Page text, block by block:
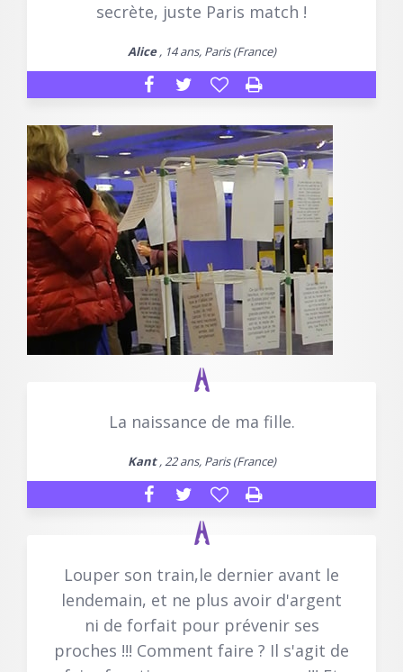
secrète, juste Paris match !
Alice, 14 ans, Paris (France)
La naissance de ma fille.
Kant, 22 ans, Paris (France)
Louper son train,le dernier avant le
lendemain, et ne plus avoir d'argent
ni de forfait pour prévenir ses
proches !!! Comment faire ? Il s'agit de